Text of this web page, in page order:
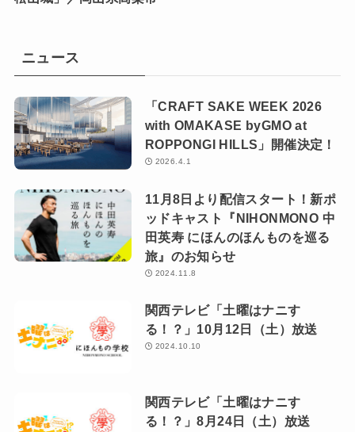
ニュース
「CRAFT SAKE WEEK 2026
with OMAKASE byGMO at
ROPPONGI HILLS」開催決定！
2026.4.1
11月8日より配信スタート！新ポ
ッドキャスト『NIHONMONO 中
田英寿 にほんのほんものを巡る
旅』のお知らせ
2024.11.8
関西テレビ「土曜はナニす
る！？」10月12日（土）放送
2024.10.10
関西テレビ「土曜はナニす
る！？」8月24日（土）放送